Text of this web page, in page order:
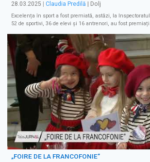
28.03.2025 Claudia Predilă | Dolj
Excelența în sport a fost premiată, astăzi, la
52 de sportivi, 36 de elevi și 16 antrenori, au fost
„FOIRE DE LA FRANCOFONIE”